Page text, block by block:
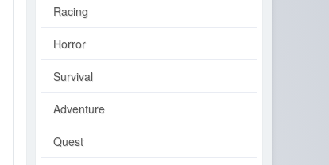
Racing
Horror
Survival
Adventure
Quest